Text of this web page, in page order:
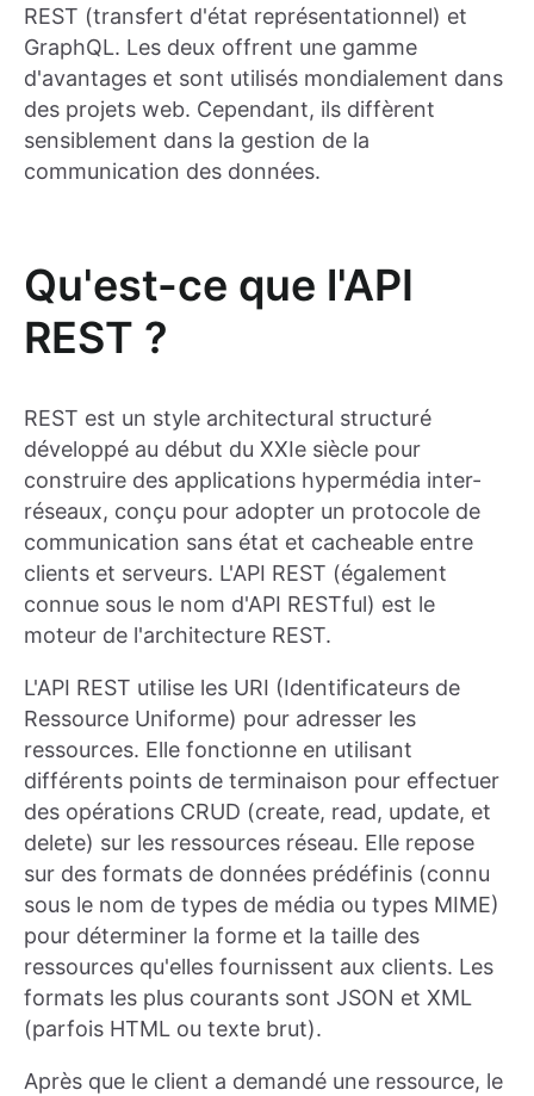
REST (transfert d'état représentationnel) et
GraphQL. Les deux offrent une gamme
d'avantages et sont utilisés mondialement dans
des projets web. Cependant, ils diffèrent
sensiblement dans la gestion de la
communication des données.
Qu'est-ce que l'API
REST ?
REST est un style architectural structuré
développé au début du XXIe siècle pour
construire des applications hypermédia inter-
réseaux, conçu pour adopter un protocole de
communication sans état et cacheable entre
clients et serveurs. L'API REST (également
connue sous le nom d'API RESTful) est le
moteur de l'architecture REST.
L'API REST utilise les URI (Identificateurs de
Ressource Uniforme) pour adresser les
ressources. Elle fonctionne en utilisant
différents points de terminaison pour effectuer
des opérations CRUD (create, read, update, et
delete) sur les ressources réseau. Elle repose
sur des formats de données prédéfinis (connu
sous le nom de types de média ou types MIME)
pour déterminer la forme et la taille des
ressources qu'elles fournissent aux clients. Les
formats les plus courants sont JSON et XML
(parfois HTML ou texte brut).
Après que le client a demandé une ressource, le